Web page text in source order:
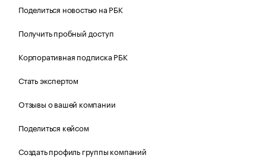
Поделиться новостью на РБК
Получить пробный доступ
Корпоративная подписка РБК
Стать экспертом
Отзывы о вашей компании
Поделиться кейсом
Создать профиль группы компаний